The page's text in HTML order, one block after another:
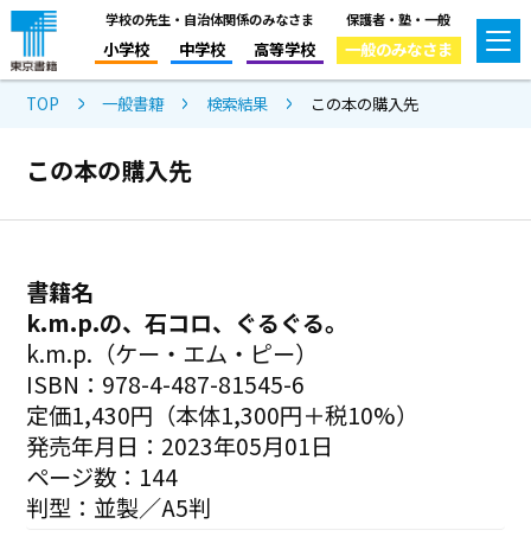
学校の先生・自治体関係のみなさま
小学校 中学校 高等学校
保護者・塾・一般
一般のみなさま
TOP 一般書籍 検索結果 この本の購入先
この本の購入先
書籍名
k.m.p.の、石コロ、ぐるぐる。
k.m.p.（ケー・エム・ピー）
ISBN：978-4-487-81545-6
定価1,430円（本体1,300円＋税10%）
発売年月日：2023年05月01日
ページ数：144
判型：並製／A5判